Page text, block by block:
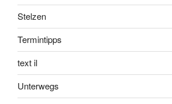
Stelzen
Termintipps
text il
Unterwegs